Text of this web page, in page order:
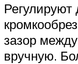
зазор
вручную.